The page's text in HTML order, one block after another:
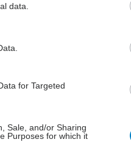
data.
for Targeted
Sale, and/or Sharing
Purposes for which it
το νοσοκομείο θα